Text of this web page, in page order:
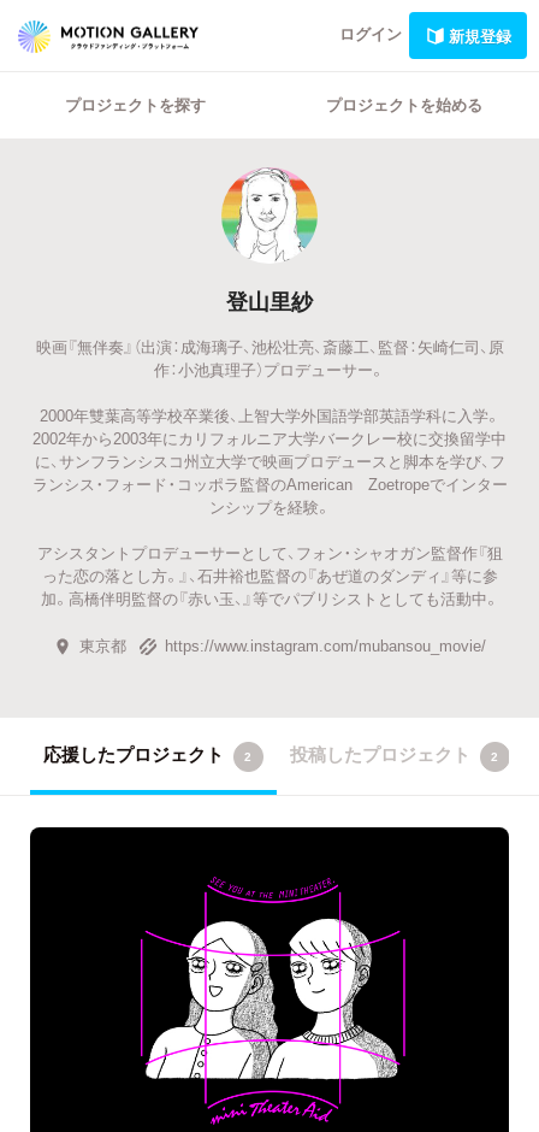
ログイン 新規登録
プロジェクトを探す プロジェクトを始める
登山里紗
映画『無伴奏』（出演：成海璃子、池松壮亮、斎藤工、監督：矢崎仁司、原
作：小池真理子）プロデューサー。
2000年雙葉高等学校卒業後、上智大学外国語学部英語学科に入学。
2002年から2003年にカリフォルニア大学バークレー校に交換留学中
に、サンフランシスコ州立大学で映画プロデュースと脚本を学び、フ
ランシス・フォード・コッポラ監督のAmerican Zoetropeでインター
ンシップを経験。
アシスタントプロデューサーとして、フォン・シャオガン監督作『狙
った恋の落とし方。』、石井裕也監督の『あぜ道のダンディ』等に参
加。高橋伴明監督の『赤い玉、』等でパブリシストとしても活動中。
東京都 https://www.instagram.com/mubansou_movie/
応援したプロジェクト 2 投稿したプロジェクト 2